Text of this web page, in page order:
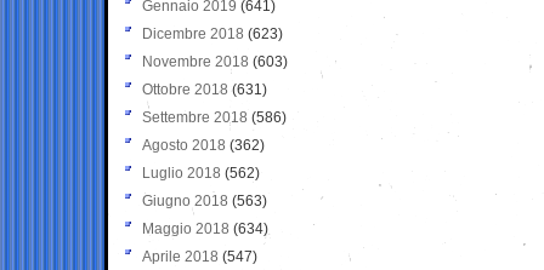
Gennaio 2019 (641)
Dicembre 2018 (623)
Novembre 2018 (603)
Ottobre 2018 (631)
Settembre 2018 (586)
Agosto 2018 (362)
Luglio 2018 (562)
Giugno 2018 (563)
Maggio 2018 (634)
Aprile 2018 (547)